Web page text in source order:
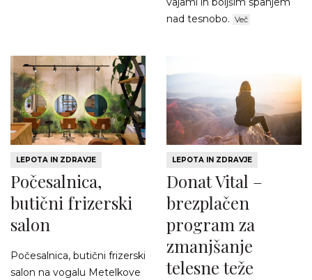
nad tesnobo. Več
LEPOTA IN ZDRAVJE
Počesalnica,
butični frizerski
salon
Počesalnica, butični frizerski
salon na vogalu Metelkove
LEPOTA IN ZDRAVJE
Donat Vital –
brezplačen
program za
zmanjšanje
telesne teže